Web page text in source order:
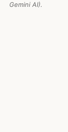
Gemini AI).